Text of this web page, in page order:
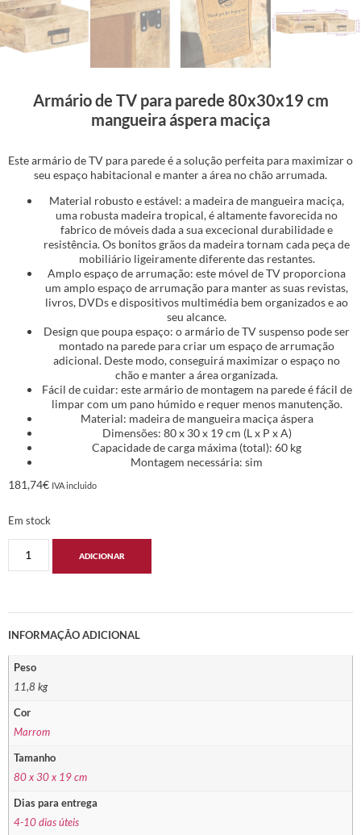
Armário de TV para parede 80x30x19 cm
mangueira áspera maciça
Este armário de TV para parede é a solução perfeita para maximizar o
seu espaço habitacional e manter a área no chão arrumada.
Material robusto e estável: a madeira de mangueira maciça,
uma robusta madeira tropical, é altamente favorecida no
fabrico de móveis dada a sua excecional durabilidade e
resistência. Os bonitos grãos da madeira tornam cada peça de
mobiliário ligeiramente diferente das restantes.
Amplo espaço de arrumação: este móvel de TV proporciona
um amplo espaço de arrumação para manter as suas revistas,
livros, DVDs e dispositivos multimédia bem organizados e ao
seu alcance.
Design que poupa espaço: o armário de TV suspenso pode ser
montado na parede para criar um espaço de arrumação
adicional. Deste modo, conseguirá maximizar o espaço no
chão e manter a área organizada.
Fácil de cuidar: este armário de montagem na parede é fácil de
limpar com um pano húmido e requer menos manutenção.
Material: madeira de mangueira maciça áspera
Dimensões: 80 x 30 x 19 cm (L x P x A)
Capacidade de carga máxima (total): 60 kg
Montagem necessária: sim
181,74€ IVA incluido
Em stock
ADICIONAR
INFORMAÇÃO ADICIONAL
Peso
11,8 kg
Cor
Marrom
Tamanho
80 x 30 x 19 cm
Dias para entrega
4-10 dias úteis